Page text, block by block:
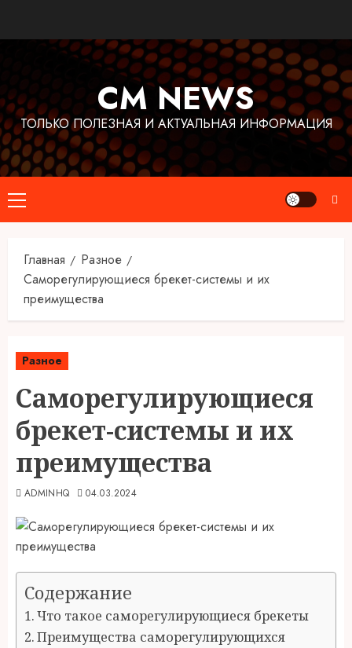
содержимому
CM NEWS
ТОЛЬКО ПОЛЕЗНАЯ И АКТУАЛЬНАЯ ИНФОРМАЦИЯ
Основное
меню
Главная
Разное
Саморегулирующиеся брекет-системы и их
преимущества
Разное
Саморегулирующиеся
брекет-системы и их
преимущества
ADMINHQ 04.03.2024
Содержание
Что такое саморегулирующиеся брекеты
Преимущества саморегулирующихся